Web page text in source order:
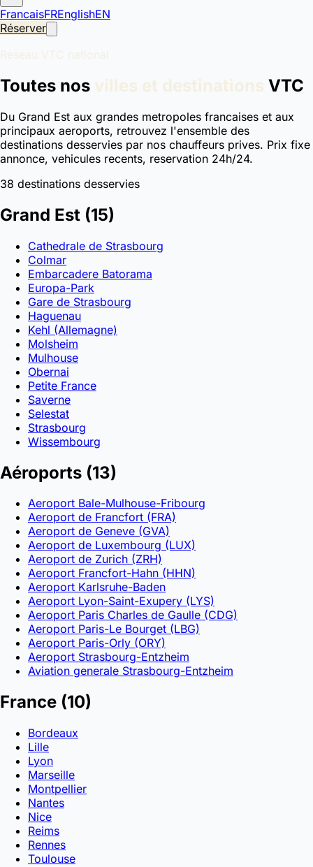
FrancaisFREnglishEN
Réserver
Reseau VTC national
Toutes nos villes et destinations VTC
Du Grand Est aux grandes metropoles francaises et aux
principaux aeroports, retrouvez l'ensemble des
destinations desservies par nos chauffeurs prives. Prix fixe
annonce, vehicules recents, reservation 24h/24.
38 destinations desservies
Grand Est (15)
Cathedrale de Strasbourg
Colmar
Embarcadere Batorama
Europa-Park
Gare de Strasbourg
Haguenau
Kehl (Allemagne)
Molsheim
Mulhouse
Obernai
Petite France
Saverne
Selestat
Strasbourg
Wissembourg
Aéroports (13)
Aeroport Bale-Mulhouse-Fribourg
Aeroport de Francfort (FRA)
Aeroport de Geneve (GVA)
Aeroport de Luxembourg (LUX)
Aeroport de Zurich (ZRH)
Aeroport Francfort-Hahn (HHN)
Aeroport Karlsruhe-Baden
Aeroport Lyon-Saint-Exupery (LYS)
Aeroport Paris Charles de Gaulle (CDG)
Aeroport Paris-Le Bourget (LBG)
Aeroport Paris-Orly (ORY)
Aeroport Strasbourg-Entzheim
Aviation generale Strasbourg-Entzheim
France (10)
Bordeaux
Lille
Lyon
Marseille
Montpellier
Nantes
Nice
Reims
Rennes
Toulouse